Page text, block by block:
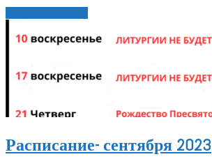
Расписание- сентября 2023